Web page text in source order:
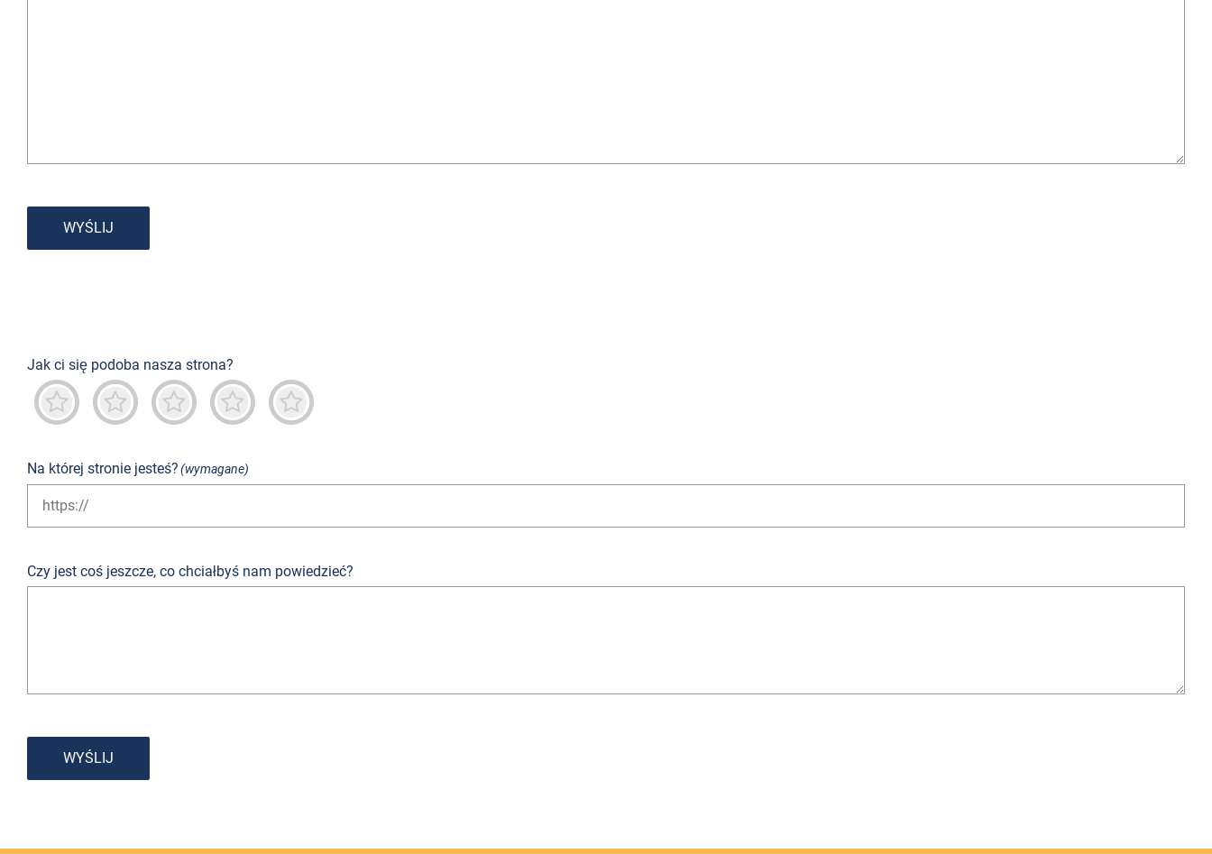
WYŚLIJ
Jak ci się podoba nasza strona?
Znakomity
Przeważnie dobry
Neutralny
Niedobrze
Okropny
Na której stronie jesteś?(wymagane)
Czy jest coś jeszcze, co chciałbyś nam powiedzieć?
WYŚLIJ